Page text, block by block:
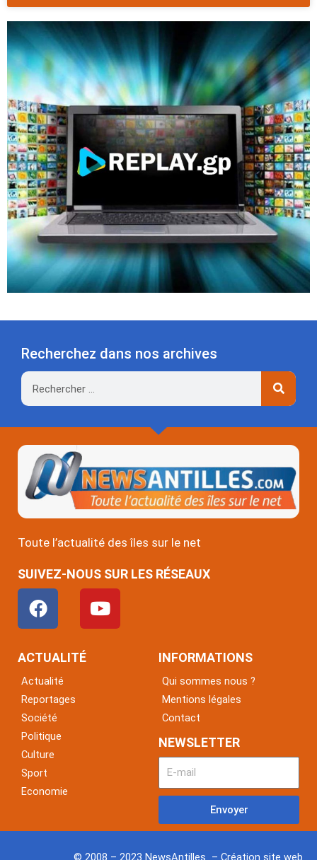
Recherchez dans nos archives
Rechercher
Toute l’actualité des îles sur le net
SUIVEZ-NOUS SUR LES RÉSEAUX
F
a
c
e
o
o
k
Y
o
u
ACTUALITÉ
Actualité
Reportages
Société
Politique
Culture
Sport
Economie
INFORMATIONS
Qui sommes nous ?
Mentions légales
Contact
NEWSLETTER
Envoyer